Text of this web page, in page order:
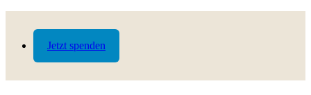
Jetzt spenden